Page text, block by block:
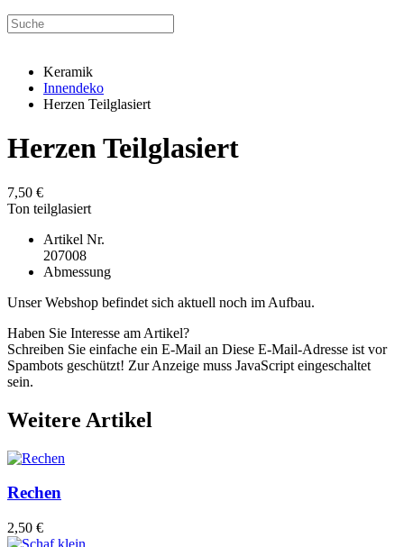
Keramik
Innendeko
Herzen Teilglasiert
Herzen Teilglasiert
7,50 €
Ton teilglasiert
Artikel Nr.
207008
Abmessung
Unser Webshop befindet sich aktuell noch im Aufbau.
Haben Sie Interesse am Artikel?
Schreiben Sie einfache ein E-Mail an Diese E-Mail-Adresse ist vor
Spambots geschützt! Zur Anzeige muss JavaScript eingeschaltet
sein.
Weitere Artikel
Rechen
2,50 €